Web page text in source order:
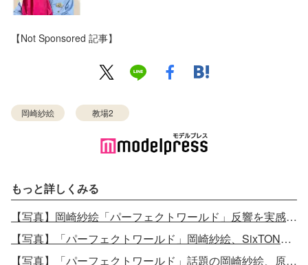
【Not Sponsored 記事】
岡崎紗絵 教場2
もっと詳しくみる
【写真】岡崎紗絵「パーフェクトワールド」反響を実感 松村北斗との“はるしお”胸キュンシーン舞台裏は？＜モデルプレスインタビュー＞
【写真】「パーフェクトワールド」岡崎紗絵、SixTONES松村北斗へのキスで恋の行方に注目
【写真】「パーフェクトワールド」話題の岡崎紗絵、原作者から贈られた似顔絵公開「似てる」「そっくり」の声